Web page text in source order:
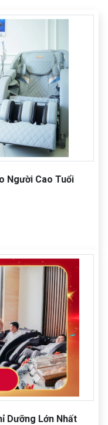
Người Cao Tuổi
Dưỡng Lớn Nhất